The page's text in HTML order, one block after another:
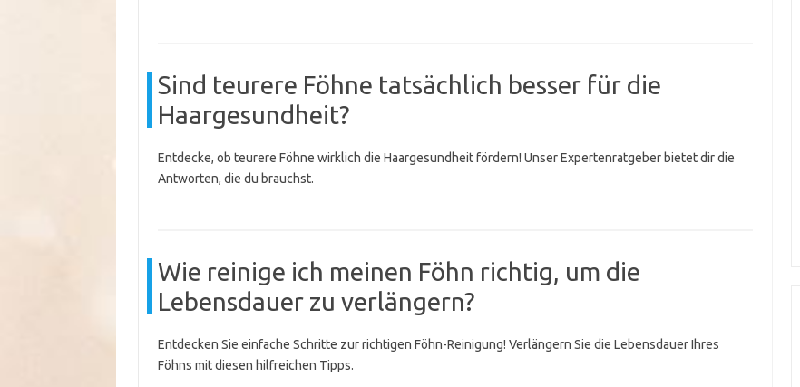
Sind teurere Föhne tatsächlich besser für die
Haargesundheit?
Entdecke, ob teurere Föhne wirklich die Haargesundheit fördern! Unser Expertenratgeber bietet dir die
Antworten, die du brauchst.
Wie reinige ich meinen Föhn richtig, um die
Lebensdauer zu verlängern?
Entdecken Sie einfache Schritte zur richtigen Föhn-Reinigung! Verlängern Sie die Lebensdauer Ihres
Föhns mit diesen hilfreichen Tipps.